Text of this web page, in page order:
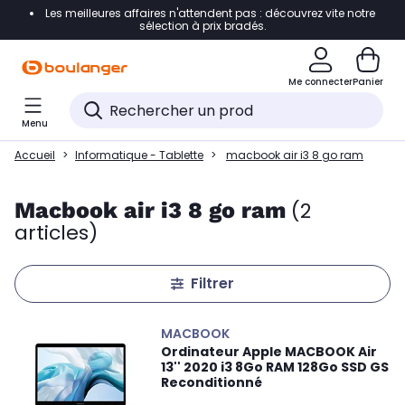
Accéder directement à la navigation
Accéder directement au pied de page
Accéder directement au chatbot
Les meilleures affaires n'attendent pas : découvrez vite notre
sélection à prix bradés.
Me connecterPanier
Menu
Accueil Informatique - Tablette macbook air i3 8 go ram
Macbook air i3 8 go ram (2
articles)
Filtrer
MACBOOK
Ordinateur Apple MACBOOK Air
13'' 2020 i3 8Go RAM 128Go SSD GS
Reconditionné